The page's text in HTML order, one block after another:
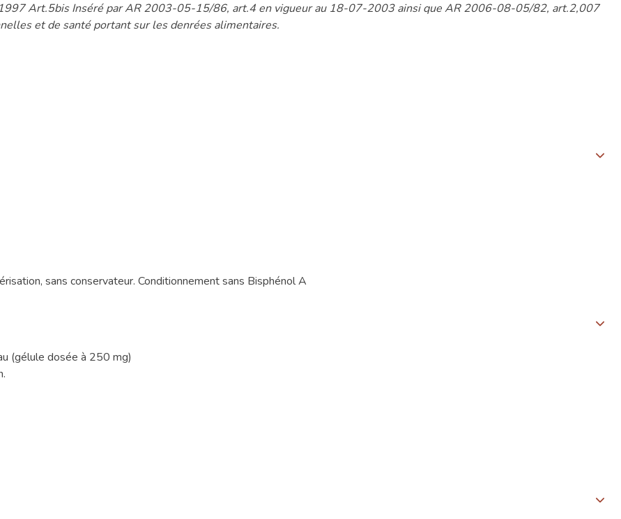
Art.5bis Inséré par AR 2003-05-15/86, art.4 en vigueur au 18-07-2003 ainsi que AR 2006-08-05/82, art.2,007
et de santé portant sur les denrées alimentaires.
sans conservateur. Conditionnement sans Bisphénol A
(gélule dosée à 250 mg)